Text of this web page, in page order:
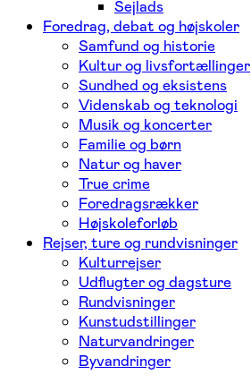
Sejlads
Foredrag, debat og højskoler
Samfund og historie
Kultur og livsfortællinger
Sundhed og eksistens
Videnskab og teknologi
Musik og koncerter
Familie og børn
Natur og haver
True crime
Foredragsrækker
Højskoleforløb
Rejser, ture og rundvisninger
Kulturrejser
Udflugter og dagsture
Rundvisninger
Kunstudstillinger
Naturvandringer
Byvandringer